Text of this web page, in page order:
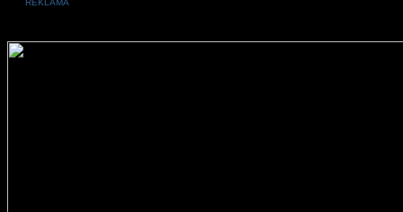
REKLAMA